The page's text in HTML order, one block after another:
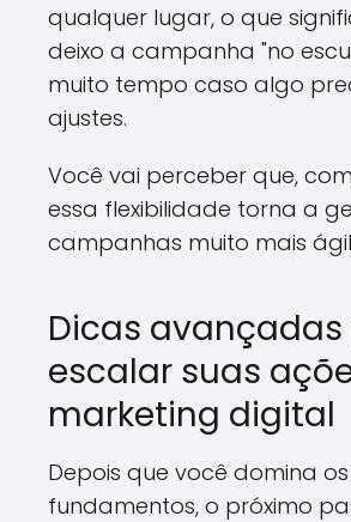
qualquer lugar, o que
deixo a campanha "no
muito tempo caso algo
ajustes.
Você vai perceber que,
essa flexibilidade torna a
campanhas muito mais
Dicas
escalar suas
marketing digital
Depois que você domina os
fundamentos, o próximo